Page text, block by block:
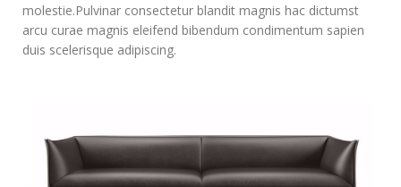
molestie.Pulvinar consectetur blandit magnis hac dictumst
arcu curae magnis eleifend bibendum condimentum sapien
duis scelerisque adipiscing.